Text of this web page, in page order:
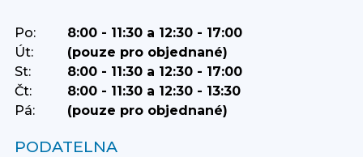
Po:
8:00 - 11:30 a 12:30 - 17:00
Út:
(pouze pro objednané)
St:
8:00 - 11:30 a 12:30 - 17:00
Čt:
8:00 - 11:30 a 12:30 - 13:30
Pá:
(pouze pro objednané)
PODATELNA